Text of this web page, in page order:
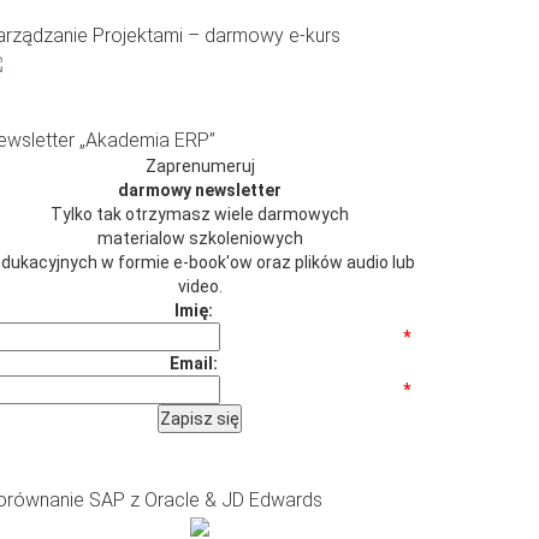
Projektami – darmowy e-kurs
„Akademia ERP”
Zaprenumeruj
darmowy newsletter
Tylko tak otrzymasz wiele darmowych
materialow szkoleniowych
w formie e-book'ow oraz plików audio lub
video.
Imię:
*
Email:
*
SAP z Oracle & JD Edwards